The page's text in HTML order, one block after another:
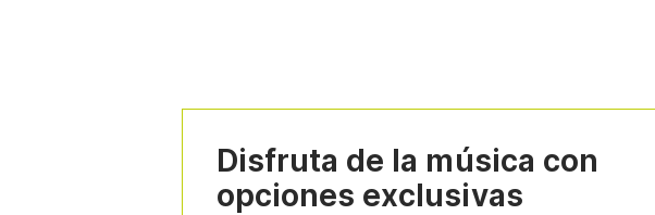
Disfruta de la música con
opciones exclusivas